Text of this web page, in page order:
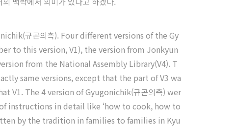
규곤의측). Four different versions of the Gy
to this version, V1), the version from Jonkyun
from the National Assembly Library(V4). T
same versions, except that the part of V3 wa
V1. The 4 version of Gyugonichik(규곤의측) wer
instructions in detail like ‘how to cook, how to
by the tradition in families to families in Kyu